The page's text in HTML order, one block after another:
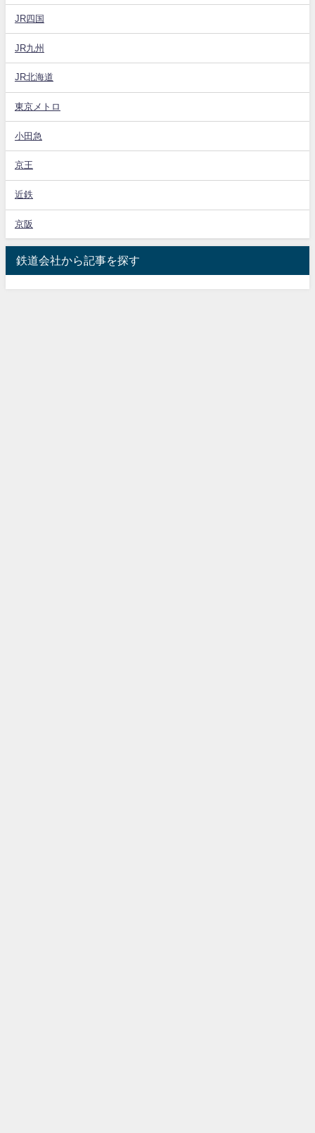
JR四国
JR九州
JR北海道
東京メトロ
小田急
京王
近鉄
京阪
鉄道会社から記事を探す